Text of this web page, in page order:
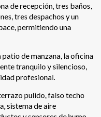
de recepción, tres baños,
tres despachos y un
permitiendo una
de manzana, la oficina
tranquilo y silencioso,
profesional.
pulido, falso techo
sistema de aire